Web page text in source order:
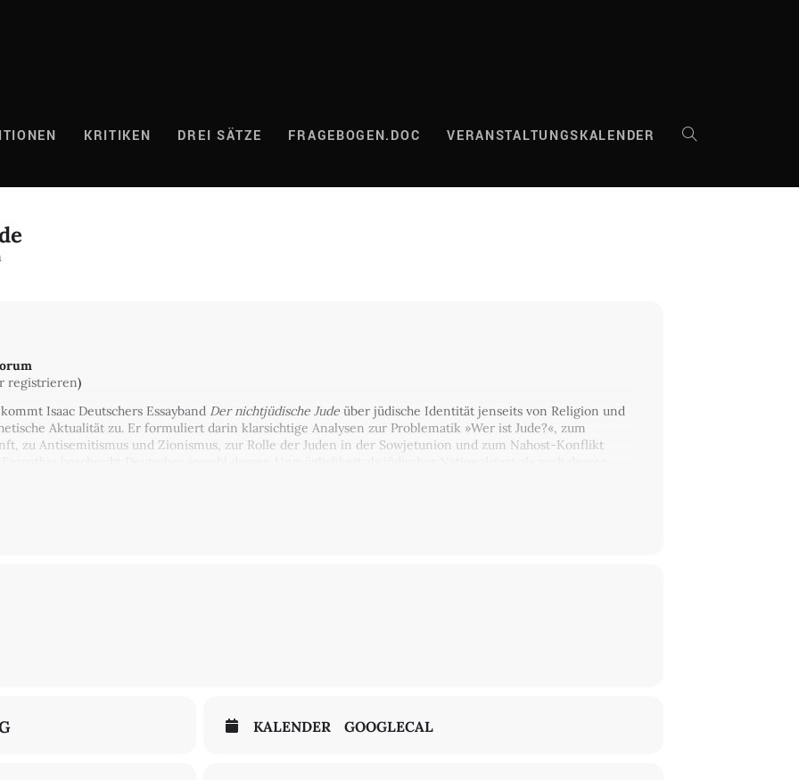
KRITIKEN DREI SÄTZE FRAGEBOGEN.DOC VERANSTALTUNGSKALENDER WEBSITE-
registrieren)
Isaac Deutschers Essayband Der nichtjüdische Jude über jüdische Identität jenseits von Religion und
Aktualität zu. Er formuliert darin klarsichtige Analysen zur Problematik »Wer ist Jude?«, zum
zu Antisemitismus und Zionismus, zur Rolle der Juden in der Sowjetunion und zum Nahost-Konflikt
ostjüdische Welt, deren Grenzen der nichtjüdische Jude überschritt, die aber doch
universalistisches Engagement bleiben sollte: »Ich bin Jude kraft meiner unbedingten Solidarität mit
Stalin sowie durch seine politischen Interventionen. 1967 starb er in Rom.
KALENDER GOOGLECAL